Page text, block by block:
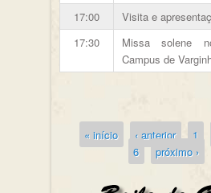
17:00
Visita e
17:30
Missa solene
Campus de
Páginas
« início ‹ anterior 1
6
próximo ›